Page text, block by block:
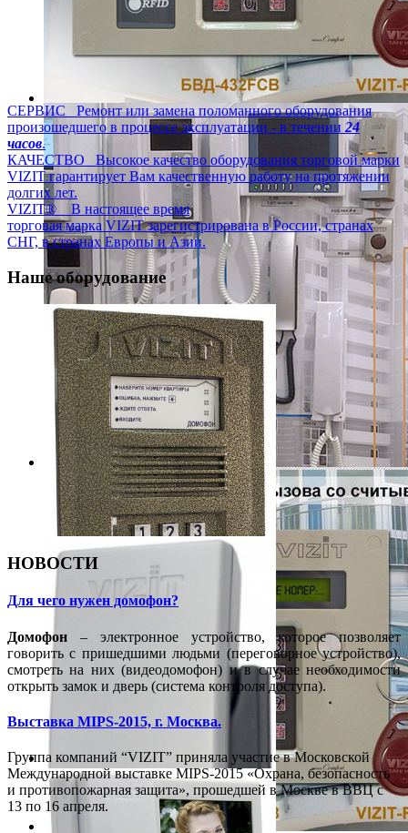
Начните с безопасности
При решении вопросов защиты дома, перед жильцами
каждого подъезда встает целый ряд вопросов, на которые
трудно найти ответы без помощи специалистов.
Подробнее
Договор на обслуживание
За скромную абонплату Вы получите полный набор
качественных услуг по установке, настройке и
сервисному обслуживанию.
Подробнее
СЕРВИС
Ремонт или замена поломанного оборудования
произошедшего в процессе эксплуатации - в течении 24
часов.
КАЧЕСТВО
Высокое качество оборудования торговой марки
VIZIT гарантирует Вам качественную работу на протяжении
долгих лет.
VIZIT®
В настоящее время
торговая марка VIZIT зарегистрирована в России, странах
СНГ, в странах Европы и Азии.
Нашеоборудование
Панель БВД-N100R
Блок вызова домофона БВД-N100R.
НОВОСТИ
Для чего нужен домофон?
Домофон – электронное устройство, которое позволяет
говорить с пришедшими людьми (переговорное устройство),
смотреть на них (видеодомофон) и в случае необходимости
открыть замок и дверь (система контроля доступа).
Выставка MIPS-2015, г. Москва.
Группа компаний “VIZIT” приняла участие в Московской
Международной выставке MIPS-2015 «Охрана, безопасность
и противопожарная защита», прошедшей в Москве в ВВЦ с
13 по 16 апреля.